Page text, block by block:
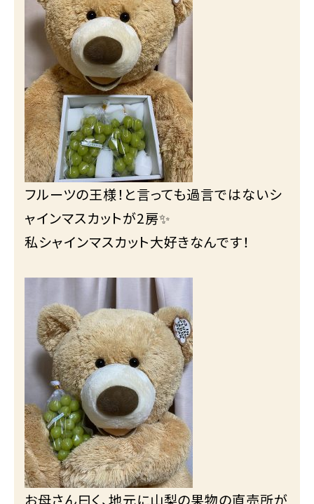
フルーツの王様！と言っても過言ではないシ
ャインマスカットが2房✨
私シャインマスカット大好きなんです！